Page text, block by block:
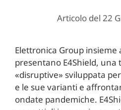
Articolo del 22
Elettronica Group insieme
presentano E4Shield, una
«disruptive» sviluppata
e le sue varianti e
ondate pandemiche.